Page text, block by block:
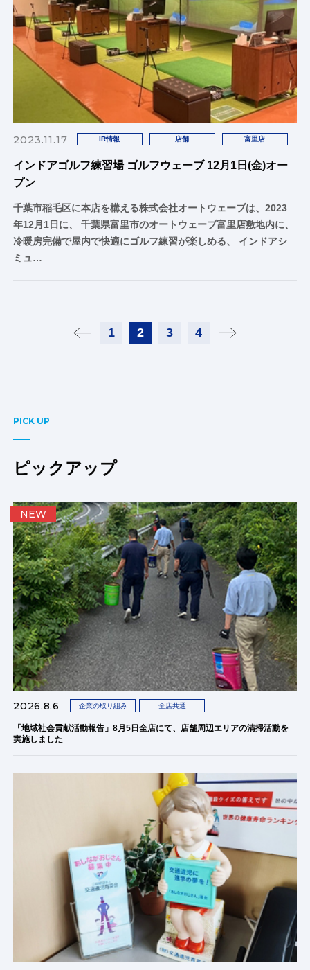
2023.11.17 IR情報 店舗 富里店
インドアゴルフ練習場 ゴルフウェーブ 12月1日(金)オー
プン
千葉市稲毛区に本店を構える株式会社オートウェーブは、2023
年12月1日に、 千葉県富里市のオートウェーブ富里店敷地内に、
冷暖房完備で屋内で快適にゴルフ練習が楽しめる、 インドアシ
ミュ…
1 2 3 4
PICK UP
ピックアップ
2026.8.6 企業の取り組み 全店共通
「地域社会貢献活動報告」8月5日全店にて、店舗周辺エリアの清掃活動を
実施しました
NEW